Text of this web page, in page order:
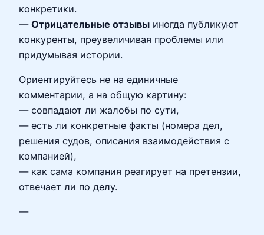
конкретики.
— Отрицательные отзывы иногда публикуют
конкуренты, преувеличивая проблемы или
придумывая истории.
Ориентируйтесь не на единичные
комментарии, а на общую картину:
— совпадают ли жалобы по сути,
— есть ли конкретные факты (номера дел,
решения судов, описания взаимодействия с
компанией),
— как сама компания реагирует на претензии,
отвечает ли по делу.
—